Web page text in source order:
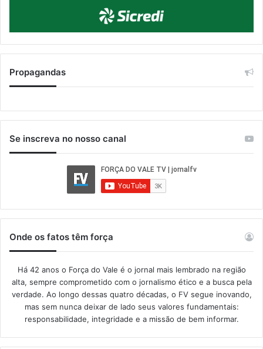
Propagandas
Se inscreva no nosso canal
Onde os fatos têm força
Há 42 anos o Força do Vale é o jornal mais lembrado na região
alta, sempre comprometido com o jornalismo ético e a busca pela
verdade. Ao longo dessas quatro décadas, o FV segue inovando,
mas sem nunca deixar de lado seus valores fundamentais:
responsabilidade, integridade e a missão de bem informar.​